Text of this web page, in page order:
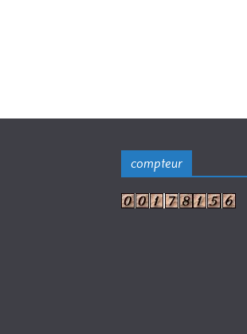
compteur